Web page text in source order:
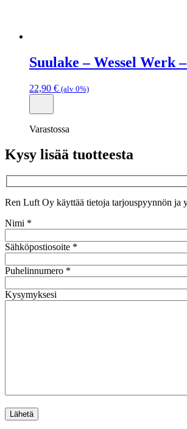
Suulake – Wessel Werk
22,90 € (alv 0%)
Varastossa
Kysy lisää tuotteesta
Ren Luft Oy käyttää tietoja tarjouspyynnön ja
Nimi *
Sähköpostiosoite *
Puhelinnumero *
Kysymyksesi